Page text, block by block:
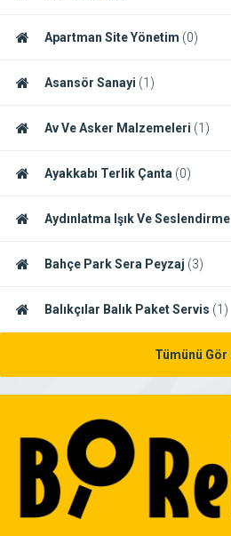
Apartman Site Yönetim (0)
Asansör Sanayi (1)
Av Ve Asker Malzemeleri (1)
Ayakkabı Terlik Çanta (0)
Aydınlatma Işık Ve Seslendirme
Bahçe Park Sera Peyzaj (3)
Balıkçılar Balık Paket Servis (1)
Tümünü Gör